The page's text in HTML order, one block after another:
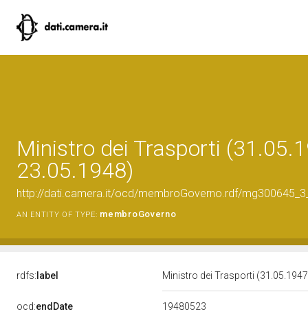
Ministro dei Trasporti
23.05.1948)
http://dati.camera.it/ocd/membroGoverno.rdf/
AN ENTITY OF TYPE: membroGoverno
rdfs: label Ministro dei Trasporti
ocd:endDate 19480523